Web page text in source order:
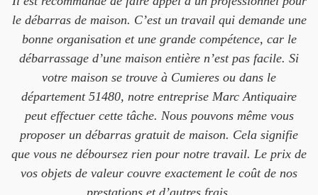
le débarras de maison. C’est un travail qui demande une
bonne organisation et une grande compétence, car le
débarrassage d’une maison entière n’est pas facile. Si
votre maison se trouve à Cumieres ou dans le
département 51480, notre entreprise Marc Antiquaire
peut effectuer cette tâche. Nous pouvons même vous
proposer un débarras gratuit de maison. Cela signifie
que vous ne déboursez rien pour notre travail. Le prix de
vos objets de valeur couvre exactement le coût de nos
prestations et d’autres frais.